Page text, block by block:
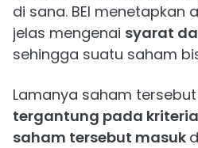
di sana. BEI menetapkan
jelas mengenai syarat
sehingga suatu saham
Lamanya saham tersebut
tergantung pada
saham tersebut masuk